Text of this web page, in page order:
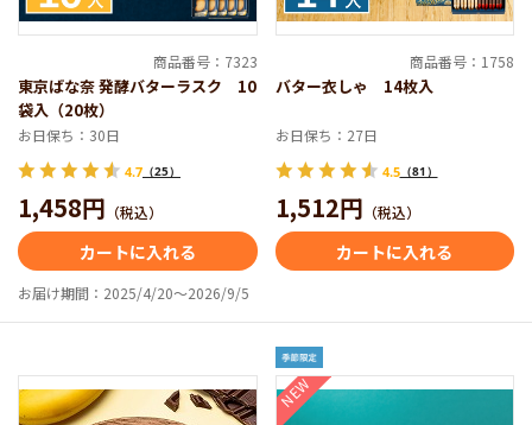
商品番号：7323
東京ばな奈 発酵バターラスク 10
袋入（20枚）
お日保ち：30日
4.7 （25）
1,458円 （税込）
カートに入れる
お届け期間：2025/4/20～2026/9/5
商品番号：1758
バター衣しゃ 14枚入
お日保ち：27日
4.5（81）
1,512円 （税込）
カートに入れる
NEW